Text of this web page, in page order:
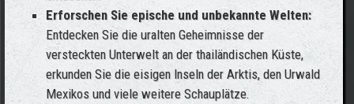
Erforschen Sie epische und unbekannte Welten:
Entdecken Sie die uralten Geheimnisse der
versteckten Unterwelt an der thailändischen Küste,
erkunden Sie die eisigen Inseln der Arktis, den Urwald
Mexikos und viele weitere Schauplätze.